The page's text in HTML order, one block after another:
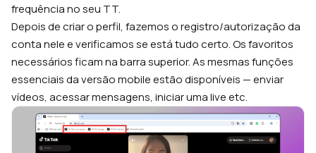
frequência no seu TT.
Depois de criar o perfil, fazemos o registro/autorização da
conta nele e verificamos se está tudo certo. Os favoritos
necessários ficam na barra superior. As mesmas funções
essenciais da versão mobile estão disponíveis — enviar
vídeos, acessar mensagens, iniciar uma live etc.